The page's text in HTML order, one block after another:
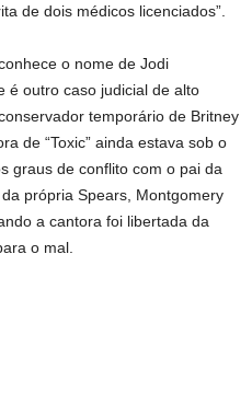
de dois médicos licenciados”.
o nome de Jodi
é outro caso judicial de alto
temporário de Britney
de “Toxic” ainda estava sob o
graus de conflito com o pai da
própria Spears, Montgomery
a cantora foi libertada da
o mal.